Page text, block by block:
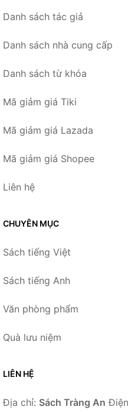
Danh sách tác giả
Danh sách nhà cung cấp
Danh sách từ khóa
Mã giảm giá Tiki
Mã giảm giá Lazada
Mã giảm giá Shopee
Liên hệ
CHUYÊN MỤC
Sách tiếng Việt
Sách tiếng Anh
Văn phòng phẩm
Quà lưu niệm
LIÊN HỆ
Địa chỉ: Sách Tràng An